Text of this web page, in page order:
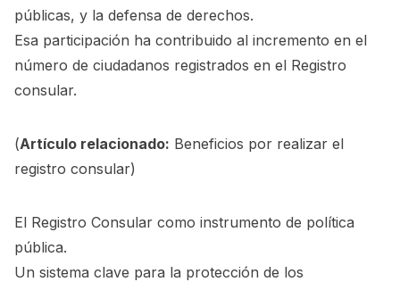
públicas, y la defensa de derechos.
Esa participación ha contribuido al incremento en el
número de ciudadanos registrados en el Registro
consular.
(Artículo relacionado: Beneficios por realizar el
registro consular)
El Registro Consular como instrumento de política
pública.
Un sistema clave para la protección de los